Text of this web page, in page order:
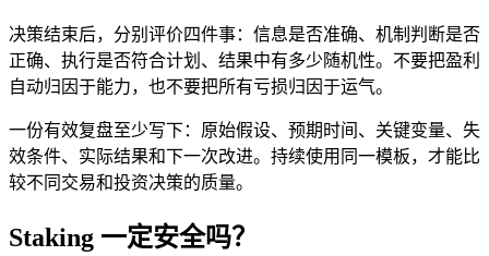
决策结束后，分别评价四件事：信息是否准确、机制判断是否
正确、执行是否符合计划、结果中有多少随机性。不要把盈利
自动归因于能力，也不要把所有亏损归因于运气。
一份有效复盘至少写下：原始假设、预期时间、关键变量、失
效条件、实际结果和下一次改进。持续使用同一模板，才能比
较不同交易和投资决策的质量。
Staking 一定安全吗？